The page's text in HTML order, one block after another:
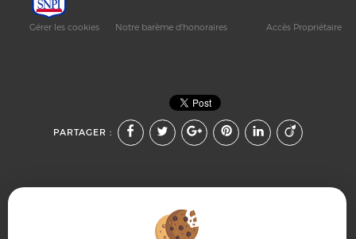
Gérer les cookies Notre barème d'honoraires Accès Propriétaire
PARTAGER :